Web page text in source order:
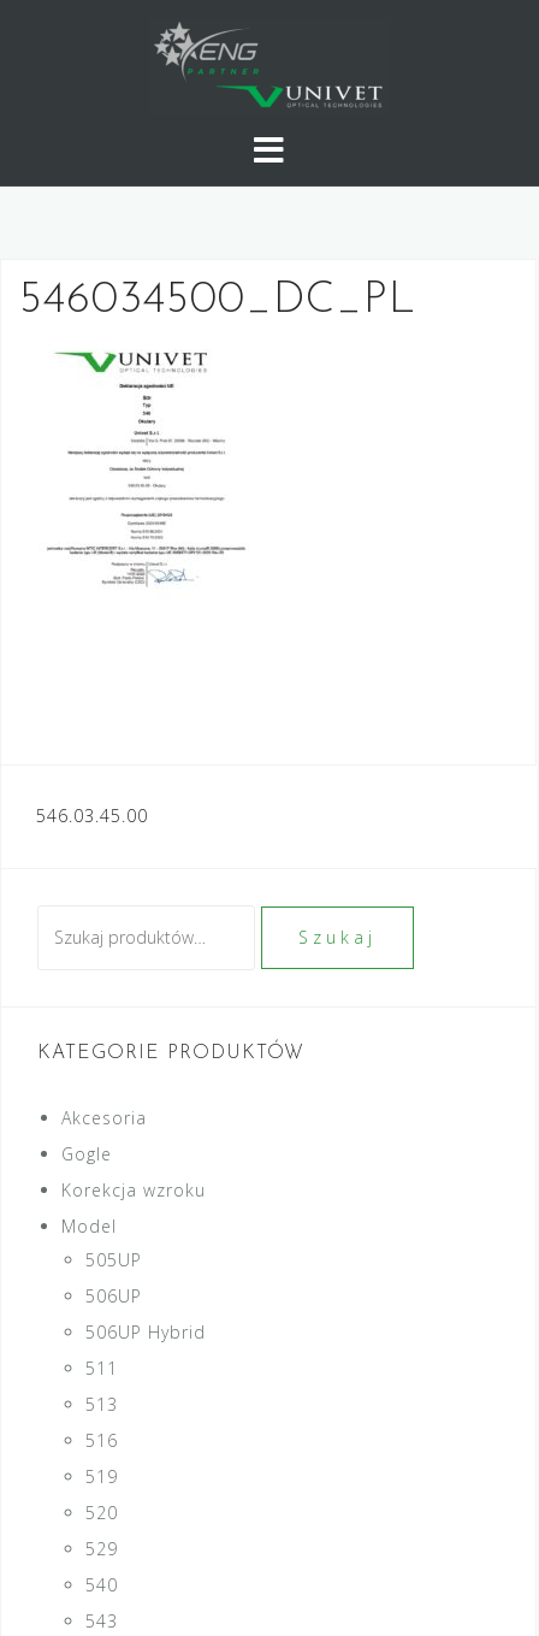
546034500_DC_PL
Nawigacja
546.03.45.00
Szukaj
KATEGORIE PRODUKTÓW
Akcesoria
Gogle
Korekcja wzroku
Model
505UP
506UP
506UP Hybrid
511
513
516
519
520
529
540
543